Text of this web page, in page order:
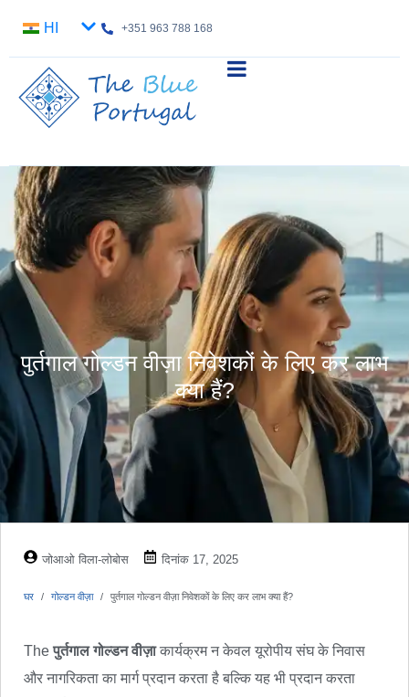
HI +351 963 788 168
पुर्तगाल गोल्डन वीज़ा निवेशकों के लिए कर लाभ
क्या हैं?
जोआओ विला-लोबोस दिनांक 17, 2025
घर गोल्डन वीज़ा पुर्तगाल गोल्डन वीज़ा निवेशकों के लिए कर लाभ क्या हैं?
Theपुर्तगाल गोल्डन वीज़ाकार्यक्रम न केवल यूरोपीय संघ के निवास
और नागरिकता का मार्ग प्रदान करता है बल्कि यह भी प्रदान करता